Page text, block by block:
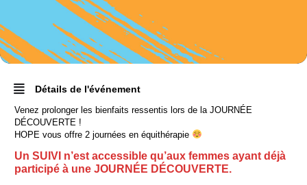
Détails de l'événement
Venez prolonger les bienfaits ressentis lors de la JOURNÉE
DÉCOUVERTE !
HOPE vous offre 2 journées en équithérapie
Un SUIVI n’est accessible qu’aux femmes ayant déjà
participé à une JOURNÉE DÉCOUVERTE.